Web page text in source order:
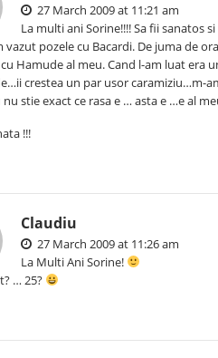
27 March 2009 at 11:21 am
La multi ani Sorine!!!! Sa fii sanatos
vazut pozele cu Bacardi. De juma de
Hamude al meu. Cand l-am luat era
crestea un par usor caramiziu…m-
nu stie exact ce rasa e … asta e …e al
!!!
Claudiu
27 March 2009 at 11:26 am
La Multi Ani Sorine!
… 25?